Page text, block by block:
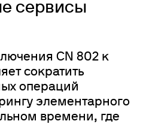
сервисы
CN 802 к
сократить
операций
элементарного
времени, где